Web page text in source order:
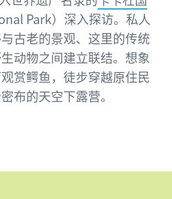
Park）深入探访。私人
古老的景观、这里的传统
动物之间建立联结。想象
赏鳄鱼，徒步穿越原住民
布的天空下露营。